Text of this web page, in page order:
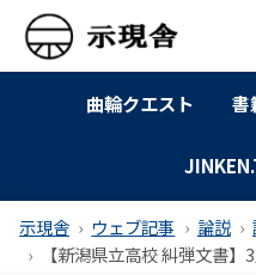
曲輪クエスト 書
示現舎 ウェブ記事 論説
【新潟県立高校 糾弾文書